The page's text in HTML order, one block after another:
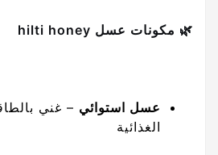
🌿 مكونات عسل hilti honey
عسل استوائي – غني
الغذائية